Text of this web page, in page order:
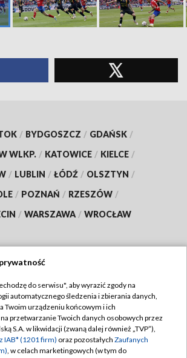
/ BYDGOSZCZ / GDAŃSK /
WLKP. / KATOWICE / KIELCE /
/ LUBLIN / ŁÓDŹ / OLSZTYN /
/ POZNAŃ / RZESZÓW /
/ WARSZAWA / WROCŁAW
TVP
Regulamin TVP
Polityka prywatności
do serwisu", aby wyrazić zgody na
automatycznego śledzenia i zbierania danych,
Twoim urządzeniu końcowym i ich
przetwarzanie Twoich danych osobowych przez
S.A. w likwidacji (zwaną dalej również „TVP”),
IAB* (1201 firm) oraz pozostałych Zaufanych
, w celach marketingowych (w tym do